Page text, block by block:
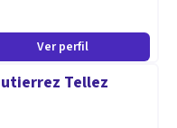
Ver perfil
Tellez